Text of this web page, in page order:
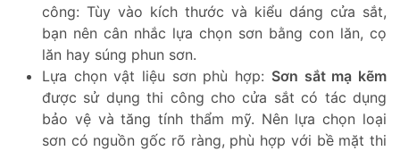
công: Tùy vào kích thước và kiểu dáng cửa sắt,
bạn nên cân nhắc lựa chọn sơn bằng con lăn, cọ
lăn hay súng phun sơn.
Lựa chọn vật liệu sơn phù hợp: Sơn sắt mạ kẽm
được sử dụng thi công cho cửa sắt có tác dụng
bảo vệ và tăng tính thẩm mỹ. Nên lựa chọn loại
sơn có nguồn gốc rõ ràng, phù hợp với bề mặt thi